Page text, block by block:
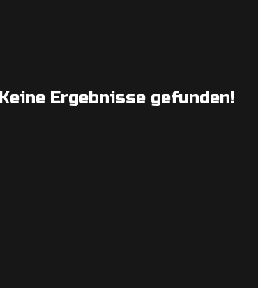
Keine Ergebnisse gefunden!